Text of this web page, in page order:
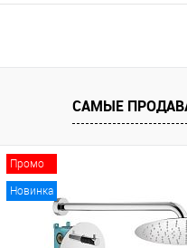
САМЫЕ
Промо
Новинка